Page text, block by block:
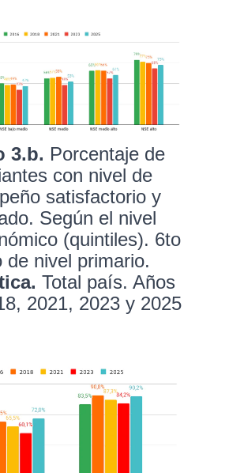
3.b. Porcentaje de
con nivel de
satisfactorio y
Según el nivel
(quintiles). 6to
de nivel primario.
Total país. Años
2021, 2023 y 2025